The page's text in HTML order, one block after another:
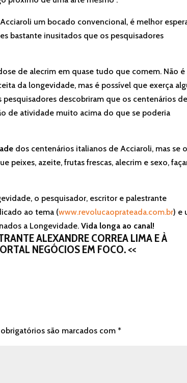
um bocado convencional, é melhor
bastante inusitados que os pesquisadores
de alecrim em quase tudo que comem. Não é
da longevidade, mas é possível que exerça
pesquisadores descobriram que os centenários de
de atividade muito acima do que se poderia
dos centenários italianos de Acciaroli, mas se
peixes, azeite, frutas frescas, alecrim e sexo,
o pesquisador, escritor e palestrante
ao tema (www.revolucaoprateada.com.br) e
a Longevidade.Vida longa ao canal!
ALEXANDRE CORREA LIMA E À
NEGÓCIOS EM FOCO. <<
obrigatórios são marcados com*